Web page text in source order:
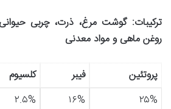
ترکیبات:گوشت مرغ، ذرت، چربی
روغن ماهی و مواد معدنی
پروتئین فیبر کلسیوم
۲۵%
۱۶% ۲.۵%